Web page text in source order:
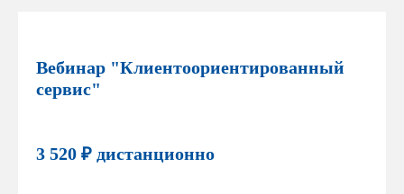
Вебинар "Клиентоориентированный
сервис"
3 520 ₽ дистанционно